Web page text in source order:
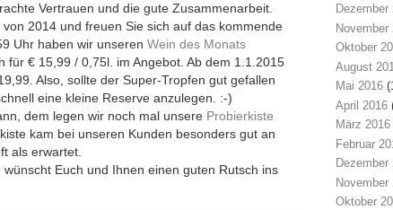
Vertrauen und die gute Zusammenarbeit.
2014 und freuen Sie sich auf das kommende
Uhr haben wir unseren Wein des Monats
für € 15,99 / 0,75l. im Angebot. Ab dem 1.1.2015
Also, sollte der Super-Tropfen gut gefallen
eine kleine Reserve anzulegen. :-)
dem legen wir noch mal unsere Probierkiste
kam bei unseren Kunden besonders gut an
als erwartet.
Euch und Ihnen einen guten Rutsch ins
Dezember
November
Oktober
August
Mai 2016
April 2016
März 2016
Februar
Dezember
November
Oktober